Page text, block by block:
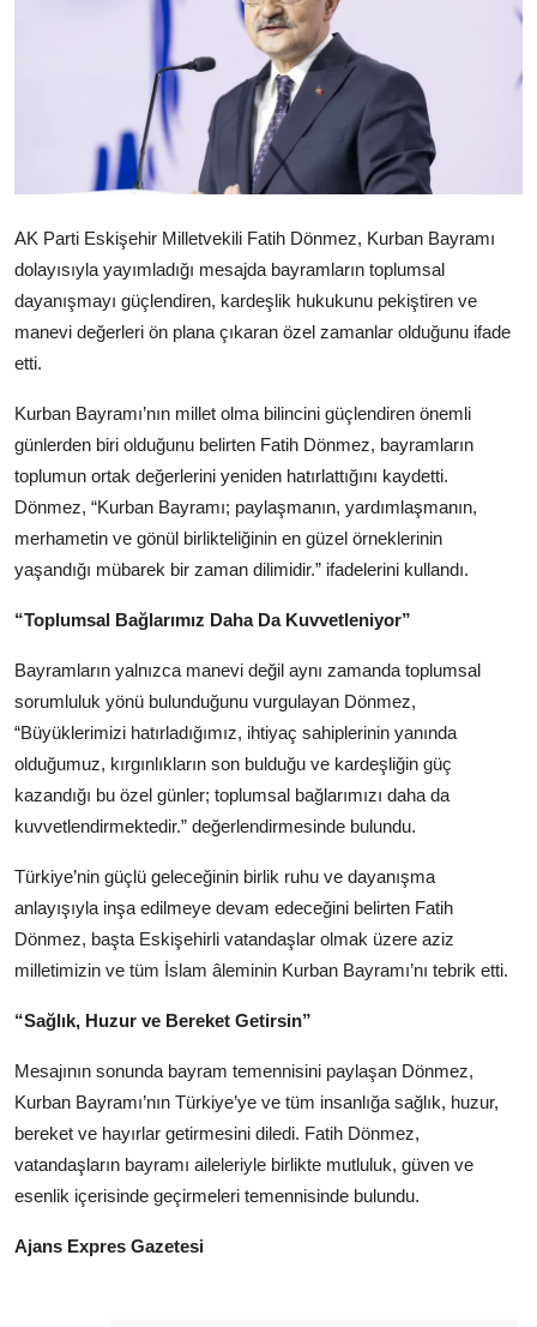
TBMM Haberleri
Belediye
SON DAKİKA
Asayiş
Dernek
Galeri
Gastronomi
AK Parti Eskişehir Milletvekili Fatih Dönmez, Kurban Bayramı
dolayısıyla yayımladığı mesajda bayramların toplumsal
dayanışmayı güçlendiren, kardeşlik hukukunu pekiştiren ve
manevi değerleri ön plana çıkaran özel zamanlar olduğunu ifade
etti.
Kurban Bayramı’nın millet olma bilincini güçlendiren önemli
günlerden biri olduğunu belirten Fatih Dönmez, bayramların
toplumun ortak değerlerini yeniden hatırlattığını kaydetti.
Dönmez, “Kurban Bayramı; paylaşmanın, yardımlaşmanın,
merhametin ve gönül birlikteliğinin en güzel örneklerinin
yaşandığı mübarek bir zaman dilimidir.” ifadelerini kullandı.
“Toplumsal Bağlarımız Daha Da Kuvvetleniyor”
Bayramların yalnızca manevi değil aynı zamanda toplumsal
sorumluluk yönü bulunduğunu vurgulayan Dönmez,
“Büyüklerimizi hatırladığımız, ihtiyaç sahiplerinin yanında
olduğumuz, kırgınlıkların son bulduğu ve kardeşliğin güç
kazandığı bu özel günler; toplumsal bağlarımızı daha da
kuvvetlendirmektedir.” değerlendirmesinde bulundu.
Türkiye’nin güçlü geleceğinin birlik ruhu ve dayanışma
anlayışıyla inşa edilmeye devam edeceğini belirten Fatih
Dönmez, başta Eskişehirli vatandaşlar olmak üzere aziz
milletimizin ve tüm İslam âleminin Kurban Bayramı’nı tebrik etti.
“Sağlık, Huzur ve Bereket Getirsin”
Mesajının sonunda bayram temennisini paylaşan Dönmez,
Kurban Bayramı’nın Türkiye’ye ve tüm insanlığa sağlık, huzur,
bereket ve hayırlar getirmesini diledi. Fatih Dönmez,
vatandaşların bayramı aileleriyle birlikte mutluluk, güven ve
esenlik içerisinde geçirmeleri temennisinde bulundu.
Ajans Expres Gazetesi